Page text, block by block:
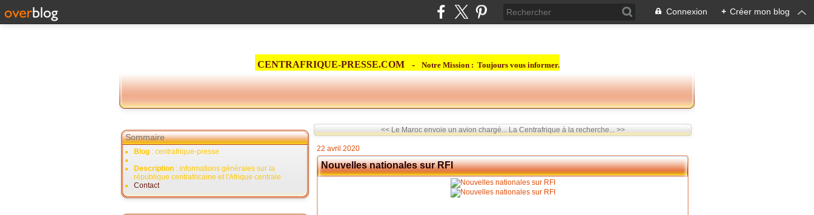
Connexion + Créer mon blog
CENTRAFRIQUE-PRESSE.COM - Notre Mission : Toujours vous informer.
Sommaire
Blog : centrafrique-presse
Description : informations générales sur la
république centrafricaine et l'Afrique centrale
Contact
<< Le Maroc envoie un avion chargé... La Centrafrique à la recherche... >>
22 avril 2020
Nouvelles nationales sur RFI